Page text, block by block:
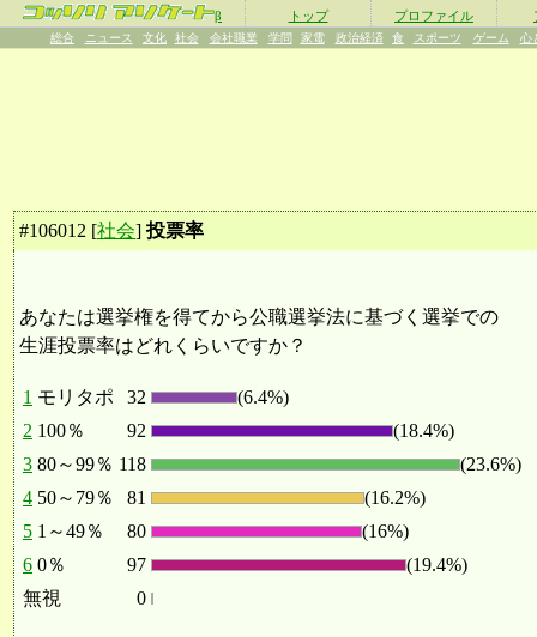
β トップ プロファイル
総合 ニュース 文化 社会 会社職業 学問 家電 政治経済 食 スポーツ ゲーム 心
#106012 [社会]投票率
あなたは選挙権を得てから公職選挙法に基づく選挙での
生涯投票率はどれくらいですか？
1 モリタポ 32
(6.4%)
2 100％ 92
(18.4%)
3 80～99％ 118
(23.6%)
4 50～79％ 81
(16.2%)
5 1～49％ 80
(16%)
6 0％ 97
(19.4%)
無視
0